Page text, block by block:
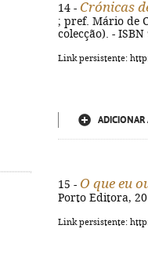
14 - Crónicas
; pref. Mário de
colecção). - ISBN
Link persistente:
ADICIONAR
15 - O que eu
Porto Editora,
Link persistente: